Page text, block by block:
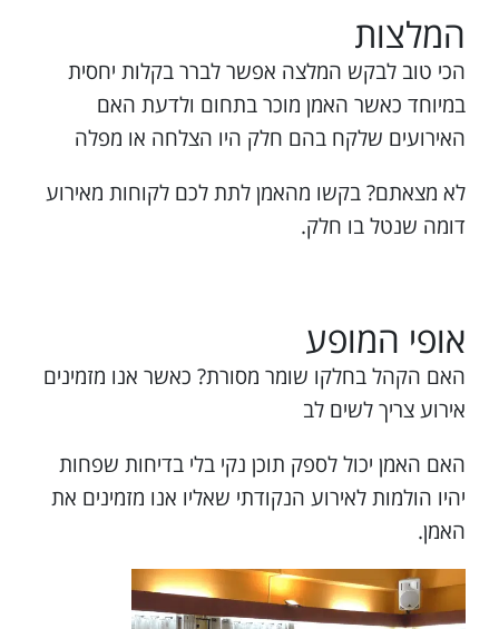
המלצות
הכי טוב לבקש המלצה אפשר לברר בקלות יחסית
במיוחד כאשר האמן מוכר בתחום ולדעת האם
האירועים שלקח בהם חלק היו הצלחה או מפלה
לא מצאתם? בקשו מהאמן לתת לכם לקוחות מאירוע
דומה שנטל בו חלק.
אופי המופע
האם הקהל בחלקו שומר מסורת? כאשר אנו מזמינים
אירוע צריך לשים לב
האם האמן יכול לספק תוכן נקי בלי בדיחות שפחות
יהיו הולמות לאירוע הנקודתי שאליו אנו מזמינים את
האמן.